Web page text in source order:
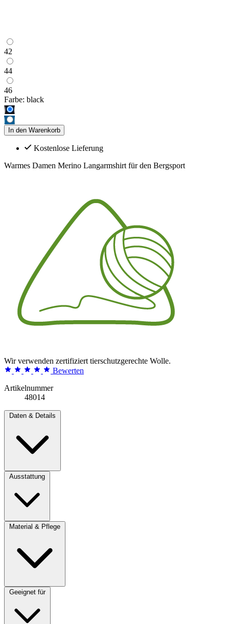
42
44
46
Farbe: black
In den Warenkorb
Kostenlose Lieferung
Warmes Damen Merino Langarmshirt für den Bergsport
Wir verwenden zertifiziert tierschutzgerechte Wolle.
Bewerten
Artikelnummer
48014
Daten & Details
Ausstattung
Material & Pflege
Geeignet für